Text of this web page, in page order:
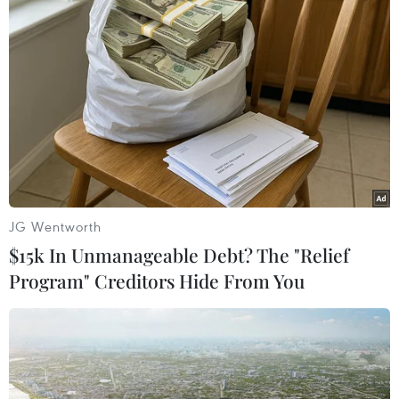
#sinh viên tình nguyện
#trường Đại học Đông Á Đà Nẵng
#đèo Hải Vân
#đoàn xe máy của người dân các tỉnh thành trở về quê nhà
#Đà nẵng
TP. Đà Nẵng
TIN CÙNG CHUYÊN MỤC
JG Wentworth
$15k In Unmanageable Debt? The "Relief
Program" Creditors Hide From You